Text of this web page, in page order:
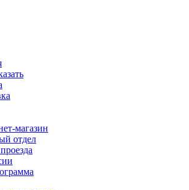
магазин
отдел